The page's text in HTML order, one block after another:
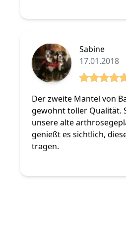
Sabine
17.01.2018
Der zweite Mantel von
gewohnt toller Qualität.
unsere alte
genießt es sichtlich,
tragen.